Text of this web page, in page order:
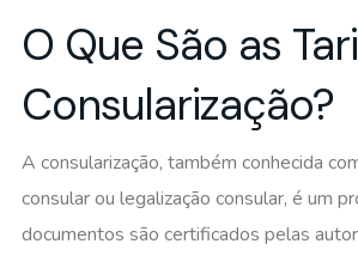
O Que São as
Consularização?
A consularização, também conhecida
consular ou legalização consular, é um
documentos são certificados pelas